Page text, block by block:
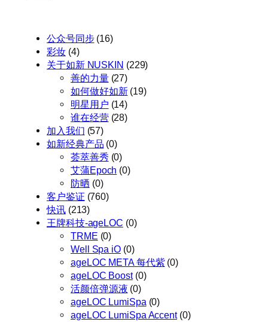
公众号同步(16)
彩妆(4)
关于如新 NUSKIN (229)
善的力量(27)
如何做好如新(19)
明星用户 (14)
谁在经营(28)
加入我们 (57)
如新经典产品 (0)
荟萃善秀 (0)
艾蒲Epoch (0)
防晒 (0)
客户鉴证 (760)
快讯(213)
王牌科技-ageLOC (0)
TRME (0)
Well Spa iO(0)
ageLOC META 每代紫(0)
ageLOC Boost(0)
活颜倍弹源液 (0)
ageLOC LumiSpa (0)
ageLOC LumiSpa Accent(0)